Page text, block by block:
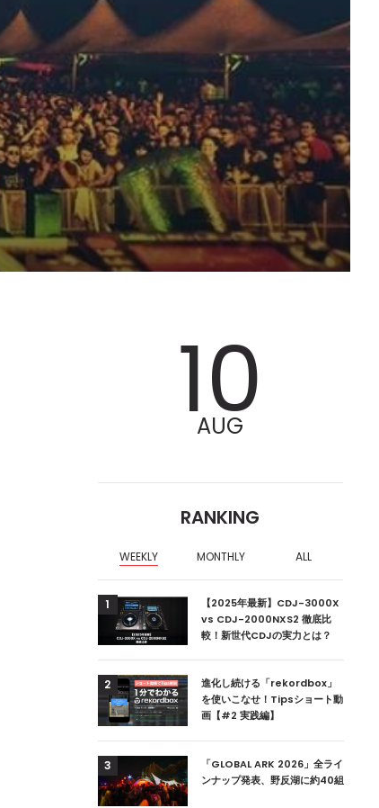
10
AUG
RANKING
WEEKLY MONTHLY ALL
の新首相は元
1
【2025年最新】CDJ-3000X
vs CDJ-2000NXS2 徹底比
較！新世代CDJの実力とは？
2
進化し続ける「rekordbox」
を使いこなせ！Tipsショート動
画【#2 実践編】
3
「GLOBAL ARK 2026」全ライ
ンナップ発表、野反湖に約40組